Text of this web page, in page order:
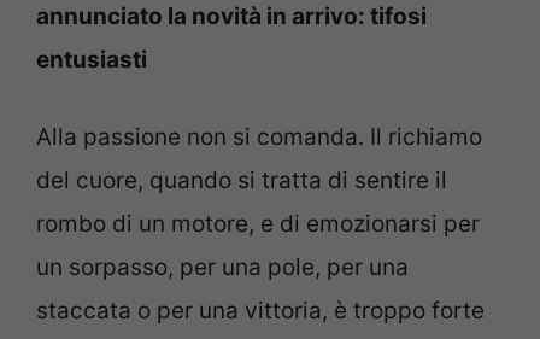
annunciato la novità in arrivo: tifosi
entusiasti
Alla passione non si comanda. Il richiamo
del cuore, quando si tratta di sentire il
rombo di un motore, e di emozionarsi per
un sorpasso, per una pole, per una
staccata o per una vittoria, è troppo forte